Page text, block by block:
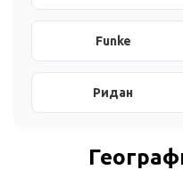
Funke
Ридан